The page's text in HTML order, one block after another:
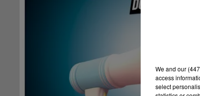
We and our
access
select